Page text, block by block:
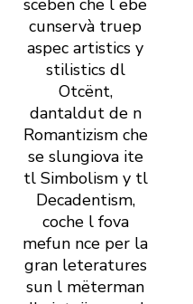
scebën che l ebe
cunservà truep
aspec artistics y
stilistics dl
Otcënt,
dantaldut de n
Romantizism che
se slungiova ite
tl Simbolism y tl
Decadentism,
coche l fova
mefun nce per la
gran leteratures
sun l mëterman